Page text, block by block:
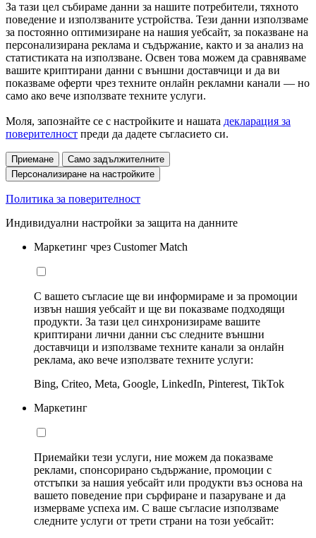
За тази цел събираме данни за нашите потребители, тяхното
поведение и използваните устройства. Тези данни използваме
за постоянно оптимизиране на нашия уебсайт, за показване на
персонализирана реклама и съдържание, както и за анализ на
статистиката на използване. Освен това можем да сравняваме
вашите криптирани данни с външни доставчици и да ви
показваме оферти чрез техните онлайн рекламни канали — но
само ако вече използвате техните услуги.
Моля, запознайте се с настройките и нашата декларация за
поверителност преди да дадете съгласието си.
Приемане
Само задължителните
Персонализиране на настройките
Политика за поверителност
Индивидуални настройки за защита на данните
Маркетинг чрез Customer Match
С вашето съгласие ще ви информираме и за промоции
извън нашия уебсайт и ще ви показваме подходящи
продукти. За тази цел синхронизираме вашите
криптирани лични данни със следните външни
доставчици и използваме техните канали за онлайн
реклама, ако вече използвате техните услуги:
Bing, Criteo, Meta, Google, LinkedIn, Pinterest, TikTok
Маркетинг
Приемайки тези услуги, ние можем да показваме
реклами, спонсорирано съдържание, промоции с
отстъпки за нашия уебсайт или продукти въз основа на
вашето поведение при сърфиране и пазаруване и да
измерваме успеха им. С ваше съгласие използваме
следните услуги от трети страни на този уебсайт: